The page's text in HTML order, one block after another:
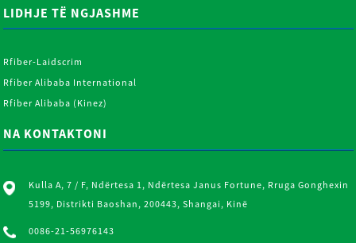
LIDHJE TË NGJASHME
Rfiber-Laidscrim
Rfiber Alibaba International
Rfiber Alibaba (Kinez)
NA KONTAKTONI
Kulla A, 7 / F, Ndërtesa 1, Ndërtesa Janus Fortune, Rruga Gonghexin
5199, Distrikti Baoshan, 200443, Shangai, Kinë
0086-21-56976143